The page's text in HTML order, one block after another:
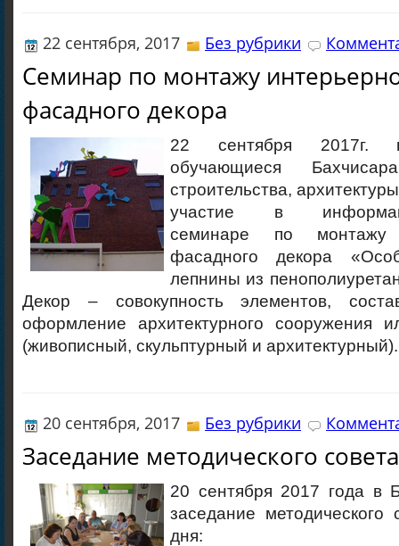
22 сентября, 2017 Без рубрики
Семинар по монтажу
фасадного декора
22 сентября 2017г.
обучающиеся
строительства,
участие в
семинаре по монтажу
фасадного декора
лепнины из
Декор – совокупность элементов,
оформление архитектурного сооружения
(живописный, скульптурный и архитектурный).
20 сентября, 2017 Без рубрики
Заседание методического совета
20 сентября 2017 года в
заседание методического
дня: